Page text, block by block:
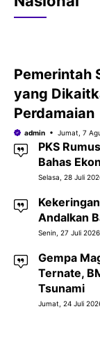
Pemerintah
yang
Perdamaian
admin Jumat, 7
PKS
Bahas
Selasa, 28 Juli
Andalkan
Senin, 27 Juli 2026
Gempa
Ternate,
Tsunami
Jumat, 24 Juli